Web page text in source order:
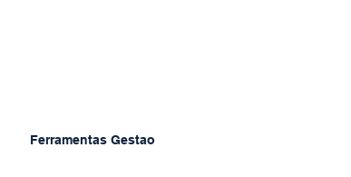
Ferramentas Gestao